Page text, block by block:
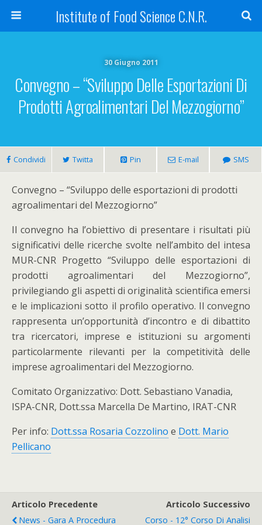
Institute of Food Science C.N.R.
30 Giugno 2011
Convegno – “Sviluppo Delle Esportazioni Di
Prodotti Agroalimentari Del Mezzogiorno”
Condividi Twitta Pin E-mail SMS
Convegno – “Sviluppo delle esportazioni di prodotti
agroalimentari del Mezzogiorno”
Il convegno ha l’obiettivo di presentare i risultati più
significativi delle ricerche svolte nell’ambito del intesa
MUR-CNR Progetto “Sviluppo delle esportazioni di
prodotti agroalimentari del Mezzogiorno”,
privilegiando gli aspetti di originalità scientifica emersi
e le implicazioni sotto il profilo operativo. Il convegno
rappresenta un’opportunità d’incontro e di dibattito
tra ricercatori, imprese e istituzioni su argomenti
particolarmente rilevanti per la competitività delle
imprese agroalimentari del Mezzogiorno.
Comitato Organizzativo: Dott. Sebastiano Vanadia,
ISPA-CNR, Dott.ssa Marcella De Martino, IRAT-CNR
Per info: Dott.ssa Rosaria Cozzolino e Dott. Mario
Pellicano
Articolo Precedente
News - Gara A Procedura
Articolo Successivo
Corso - 12° Corso Di Analisi